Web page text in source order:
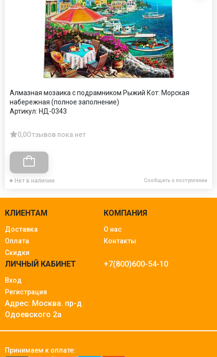
Алмазная мозаика с подрамником Рыжий Кот: Морская
набережная (полное заполнение)
Артикул: НД-0343
0,0Отзывов пока нет
Нет в наличии Сообщить о поступлении
КЛИЕНТАМ
Доставка
Оплата
Скидки
КОМПАНИЯ
О нас
Контакты
ЛИЧНЫЙ КАБИНЕТ
Вход
Регистрация
+7(800)600-54-10
Адрес: Москва. пр-д
Одоевского 2а
Принимаем к оплате: